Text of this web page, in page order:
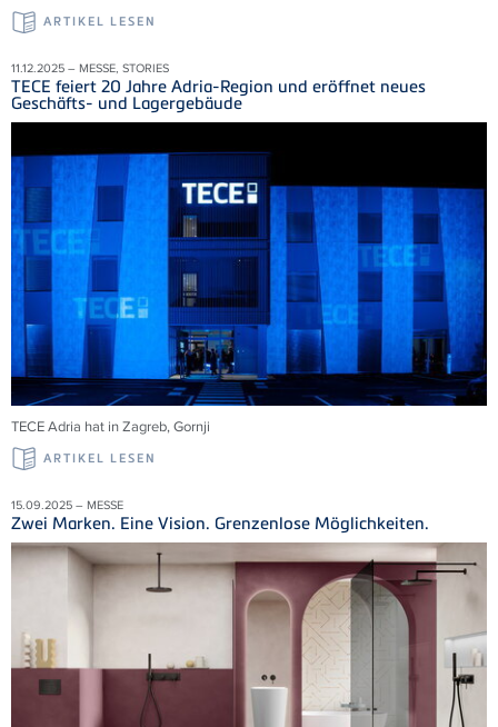
ARTIKEL LESEN
11.12.2025 – MESSE, STORIES
TECE feiert 20 Jahre Adria-Region und eröffnet neues
Geschäfts- und Lagergebäude
TECE Adria hat in Zagreb,Gornji
ARTIKEL LESEN
15.09.2025 – MESSE
Zwei Marken. Eine Vision. Grenzenlose Möglichkeiten.